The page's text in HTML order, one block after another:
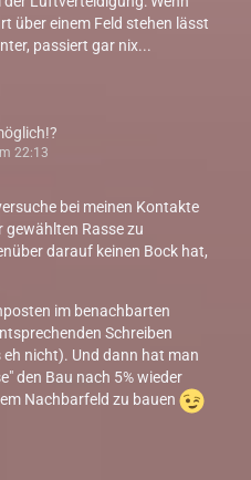
über einem Feld stehen lässt
passiert gar nix...
22:13
bei meinen Kontakte
gewählten Rasse zu
darauf keinen Bock hat,
im benachbarten
Schreiben
eh nicht). Und dann hat man
den Bau nach 5% wieder
Nachbarfeld zu bauen